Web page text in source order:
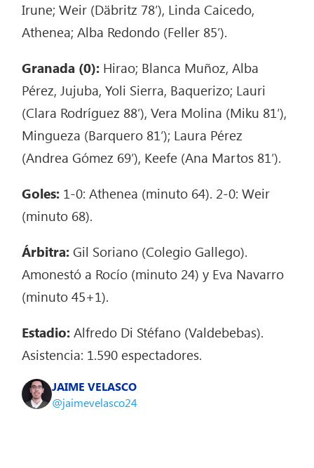
Irune; Weir (Däbritz 78′), Linda Caicedo,
Athenea; Alba Redondo (Feller 85′).
Granada (0): Hirao; Blanca Muñoz, Alba
Pérez, Jujuba, Yoli Sierra, Baquerizo; Lauri
(Clara Rodríguez 88′), Vera Molina (Miku 81′),
Mingueza (Barquero 81′); Laura Pérez
(Andrea Gómez 69′), Keefe (Ana Martos 81′).
Goles: 1-0: Athenea (minuto 64). 2-0: Weir
(minuto 68).
Árbitra: Gil Soriano (Colegio Gallego).
Amonestó a Rocío (minuto 24) y Eva Navarro
(minuto 45+1).
Estadio:Alfredo Di Stéfano (Valdebebas).
Asistencia: 1.590 espectadores.
JAIME VELASCO
@jaimevelasco24